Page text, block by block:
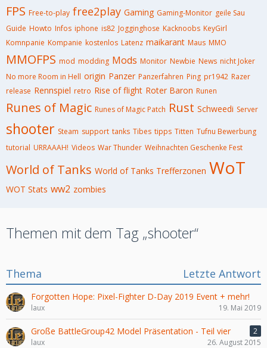
FPS Free-to-play free2play Gaming Gaming-Monitor geile Sau
Guide Howto Infos iphone is82 Jogginghose Kacknoobs KeyGirl
Komnpanie Kompanie kostenlos Latenz maikarant Maus MMO
MMOFPS mod modding Mods Monitor Newbie News nicht Joker
No more Room in Hell origin Panzer Panzerfahren Ping pr1942 Razer
release Rennspiel retro Rise of flight Roter Baron Runen
Runes of Magic Runes of Magic Patch Rust Schweedi Server
shooter Steam support tanks Tibes tipps Titten Tufnu Bewerbung
tutorial URRAAAH! Videos War Thunder Weihnachten Geschenke Fest
World of Tanks World of Tanks Trefferzonen WoT
WOT Stats ww2 zombies
Themen mit dem Tag „shooter“
Thema Letzte Antwort
Forgotten Hope: Pixel-Fighter D-Day 2019 Event + mehr!
laux 19. Mai 2019
Große BattleGroup42 Model Präsentation - Teil vier
2
laux
26. August 2015